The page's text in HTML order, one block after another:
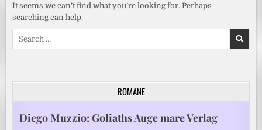
It seems we can’t find what you’re looking for. Perhaps
searching can help.
ROMANE
Diego Muzzio: Goliaths Auge mare Verlag